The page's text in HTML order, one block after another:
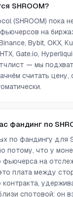
SHROOM?
(SHROOM) пока
на
Bybit, OKX,
HTX, Gate.io,
— мы
считать
фандинг по
по фандингу для
потому, что у
фьючерса на
плата между
контракта,
спотовой; он